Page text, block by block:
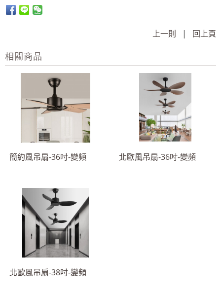
上一則 | 回上頁
相關商品
簡約風吊扇-36吋-變頻 北歐風吊扇-36吋-變頻
北歐風吊扇-38吋-變頻